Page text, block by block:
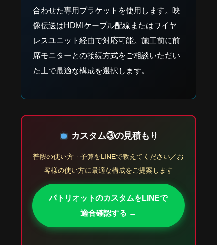
合わせた専用ブラケットを使用します。映
像伝送はHDMIケーブル配線またはワイヤ
レスユニット経由で対応可能。施工前に前
席モニターとの接続方式をご相談いただい
た上で最適な構成を選択します。
カスタム③の見積もり
普段の使い方・予算をLINEで教えてください／お
客様の使い方に最適な構成をご提案します
パトリオットのカスタムをLINEで
適合確認する →